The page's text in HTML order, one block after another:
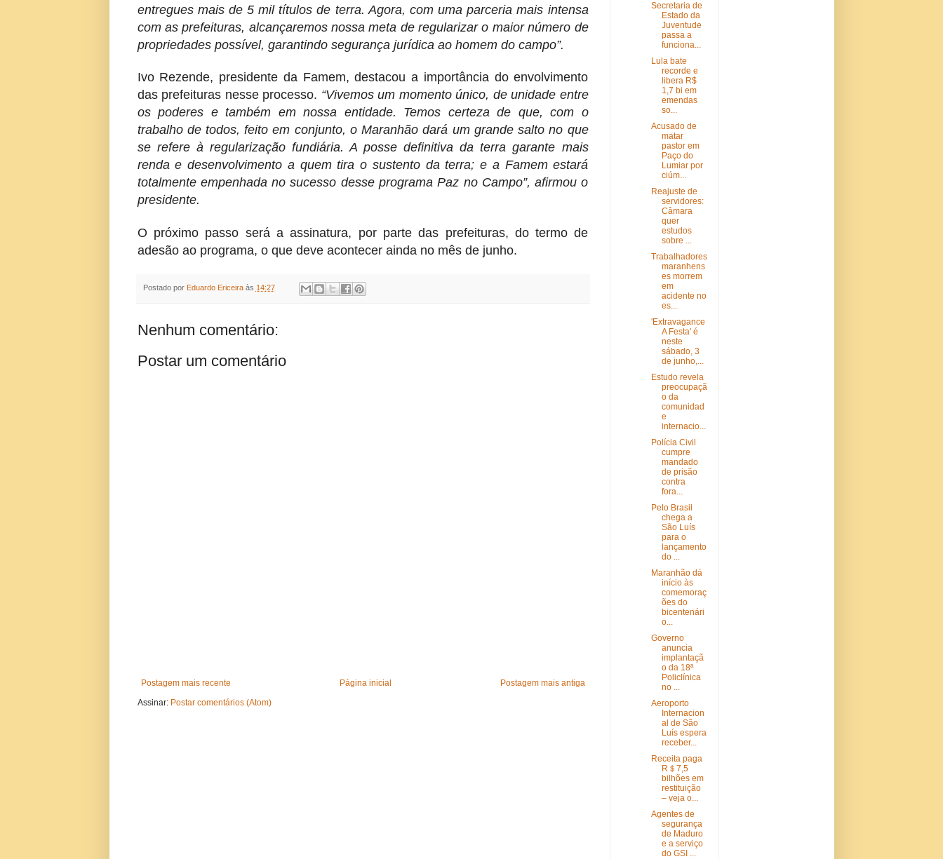
entregues mais de 5 mil títulos de terra. Agora, com uma parceria mais intensa
com as prefeituras, alcançaremos nossa meta de regularizar o maior número de
propriedades possível, garantindo segurança jurídica ao homem do campo”.
Ivo Rezende, presidente da Famem, destacou a importância do envolvimento
das prefeituras nesse processo. “Vivemos um momento único, de unidade entre
os poderes e também em nossa entidade. Temos certeza de que, com o
trabalho de todos, feito em conjunto, o Maranhão dará um grande salto no que
se refere à regularização fundiária. A posse definitiva da terra garante mais
renda e desenvolvimento a quem tira o sustento da terra; e a Famem estará
totalmente empenhada no sucesso desse programa Paz no Campo”, afirmou o
presidente.
O próximo passo será a assinatura, por parte das prefeituras, do termo de
adesão ao programa, o que deve acontecer ainda no mês de junho.
Postado por Eduardo Ericeira às 14:27
Nenhum comentário:
Postar um comentário
Postagem mais recente Postagem mais antiga
Página inicial
Assinar: Postar comentários (Atom)
Secretaria de
Estado da
Juventude
passa a
funciona...
Lula bate
recorde e
libera R$
1,7 bi em
emendas
so...
Acusado de
matar
pastor em
Paço do
Lumiar por
ciúm...
Reajuste de
servidores:
Câmara
quer
estudos
sobre ...
Trabalhadores
maranhens
es morrem
em
acidente no
es...
'Extravagance
A Festa' é
neste
sábado, 3
de junho,...
Estudo revela
preocupaçã
o da
comunidad
e
internacio...
Polícia Civil
cumpre
mandado
de prisão
contra
fora...
Pelo Brasil
chega a
São Luís
para o
lançamento
do ...
Maranhão dá
início às
comemoraç
ões do
bicentenári
o...
Governo
anuncia
implantaçã
o da 18ª
Policlínica
no ...
Aeroporto
Internacion
al de São
Luís espera
receber...
Receita paga
R＄7,5
bilhões em
restituição
– veja o...
Agentes de
segurança
de Maduro
e a serviço
do GSI ...